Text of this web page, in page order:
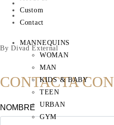
Custom
Contact
MANNEQUINS
WOMAN
MAN
KIDS & BABY
TEEN
URBAN
GYM
By Divad External
CONTACTA
NOMBRE